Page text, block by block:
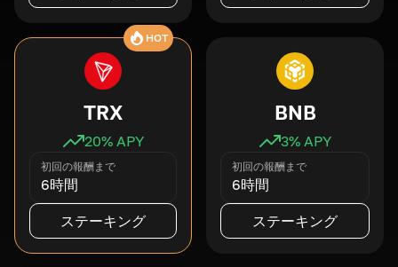
HOT
TRX
20% APY
初回の報酬まで
6時間
ステーキング
BNB
3% APY
初回の報酬まで
6時間
ステーキング